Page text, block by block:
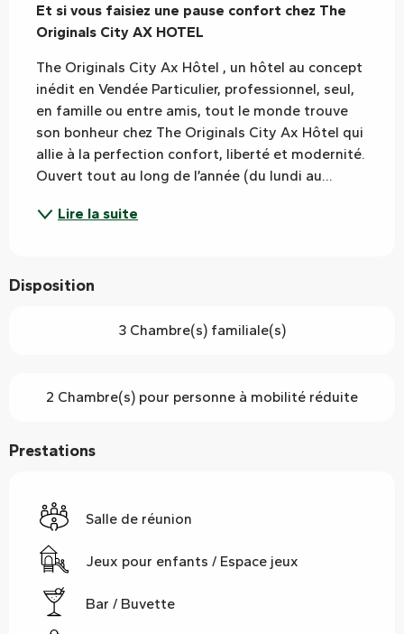
Et si vous faisiez une pause confort chez The
Originals City AX HOTEL
The Originals City Ax Hôtel , un hôtel au concept
inédit en Vendée Particulier, professionnel, seul,
en famille ou entre amis, tout le monde trouve
son bonheur chez The Originals City Ax Hôtel qui
allie à la perfection confort, liberté et modernité.
Ouvert tout au long de l’année (du lundi au...
Lire la suite
Disposition
3 Chambre(s) familiale(s)
2 Chambre(s) pour personne à mobilité réduite
Prestations
Salle de réunion
Jeux pour enfants / Espace jeux
Bar / Buvette